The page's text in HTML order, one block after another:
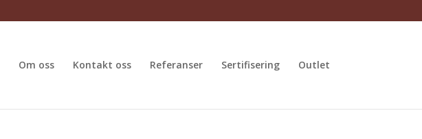
Om oss Kontakt oss Referanser Sertifisering Outlet